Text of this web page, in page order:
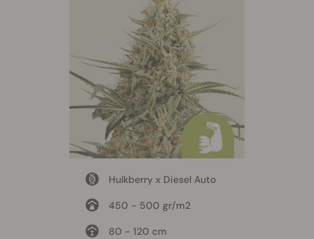
Hulkberry x Diesel Auto
450 - 500 gr/m2
80 - 120 cm